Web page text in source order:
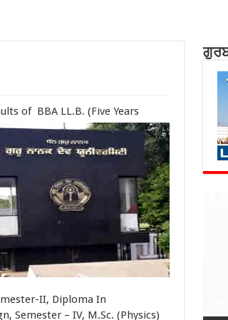
of BBA LL.B. (Five Years
II, Diploma In
Semester – IV, M.Sc. (Physics)